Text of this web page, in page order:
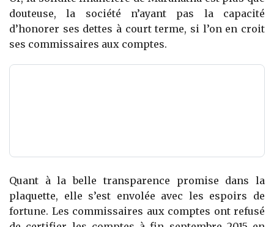
douteuse, la société n’ayant pas la capacité
d’honorer ses dettes à court terme, si l’on en croit
ses commissaires aux comptes.
Quant à la belle transparence promise dans la
plaquette, elle s’est envolée avec les espoirs de
fortune. Les commissaires aux comptes ont refusé